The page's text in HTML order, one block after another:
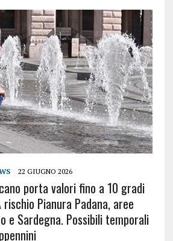
22 GIUGNO 2026
porta valori fino a 10 gradi
Pianura Padana, aree
e Sardegna. Possibili temporali